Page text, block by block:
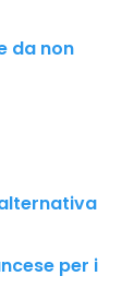
da non
per i